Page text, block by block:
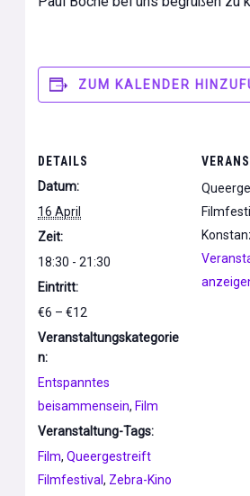
ZUM KALENDER
DETAILS
Datum:
16 April
Zeit:
18:30 - 21:30
Eintritt:
€6 – €12
Veranstaltungskategorie
n:
Entspanntes
beisammensein, Film
Veranstaltung-Tags:
Film,Queergestreift
Filmfestival, Zebra-Kino